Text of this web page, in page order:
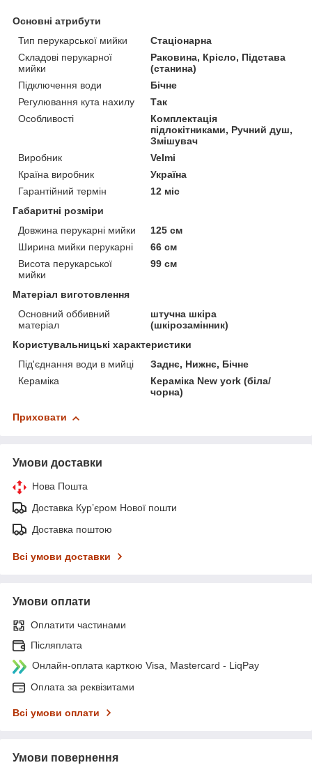
Основні атрибути
Тип перукарської мийки
Стаціонарна
Складові перукарної
мийки
Раковина, Крісло, Підстава
(станина)
Підключення води
Бічне
Регулювання кута нахилу
Так
Особливості
Комплектація
підлокітниками, Ручний душ,
Змішувач
Виробник
Velmi
Країна виробник
Україна
Гарантійний термін
12 міс
Габаритні розміри
Довжина перукарні мийки
125 см
Ширина мийки перукарні
66 см
Висота перукарської
мийки
99 см
Матеріал виготовлення
Основний оббивний
матеріал
штучна шкіра
(шкірозамінник)
Користувальницькі характеристики
Під'єднання води в мийці
Заднє, Нижнє, Бічне
Кераміка
Кераміка New york (біла/
чорна)
Приховати
Умови доставки
Нова Пошта
Доставка Курʼєром Нової пошти
Доставка поштою
Всі умови доставки
Умови оплати
Оплатити частинами
Післяплата
Онлайн-оплата карткою Visa, Mastercard - LiqPay
Оплата за реквізитами
Всі умови оплати
Умови повернення